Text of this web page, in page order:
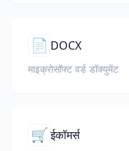
📄 DOCX
माइक्रोसॉफ्ट वर्ड डॉक्युमेंट
🛒ईकॉमर्स